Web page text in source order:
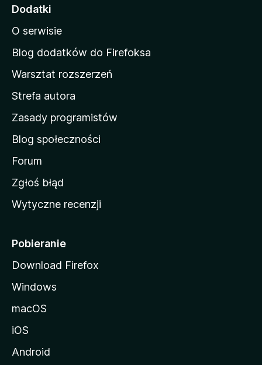
o
a
d
m
o
w
M
o
z
l
i
Dodatki
O serwisie
Blog dodatków do Firefoksa
Warsztat rozszerzeń
Strefa autora
Zasady programistów
Blog społeczności
Forum
Zgłoś błąd
Wytyczne recenzji
Pobieranie
Download Firefox
Windows
macOS
iOS
Android